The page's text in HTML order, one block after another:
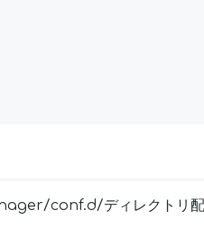
conf.d/ディレクトリ配